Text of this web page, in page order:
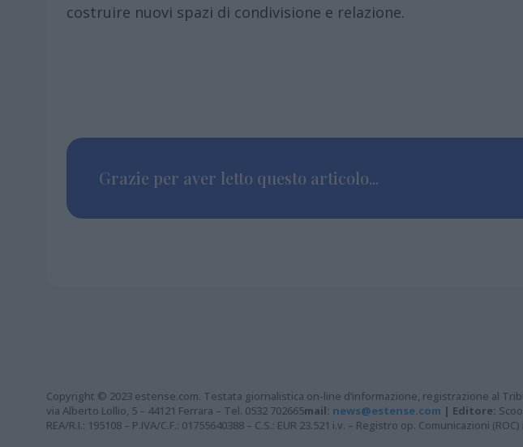
costruire nuovi spazi di condivisione e relazione.
Grazie per aver letto questo articolo...
Copyright © 2023 estense.com. Testata giornalistica on-line d’informazione, registrazione al
via Alberto Lollio, 5 – 44121 Ferrara – Tel. 0532 702665mail: news@estense.com | Editore:
REA/R.I.: 195108 – P.IVA/C.F.: 01755640388 – C.S.: EUR 23.521 i.v. – Registro op. Comunicazioni